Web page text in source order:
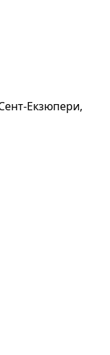
Екзюпери,